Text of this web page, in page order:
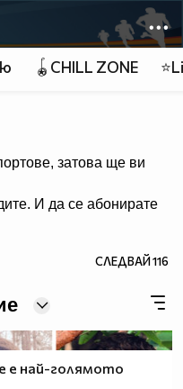
🪀CHILL ZONE
затова ще ви
И да се абонирате
СЛЕДВАЙ116
е най-голямото